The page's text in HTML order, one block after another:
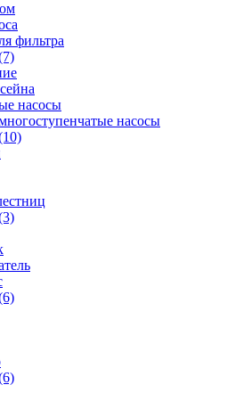
фильтра
насосы
насосы